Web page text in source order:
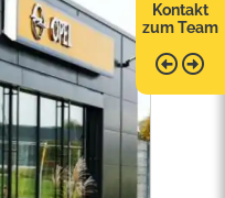
Kontakt
zum Team